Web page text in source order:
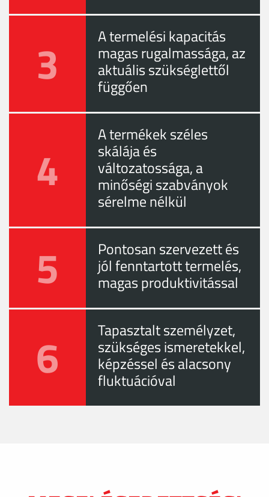
3 A termelési kapacitás
magas rugalmassága, az
aktuális szükséglettől
függően
4
A termékek széles
skálája és
változatossága, a
minőségi szabványok
sérelme nélkül
5 Pontosan szervezett és
jól fenntartott termelés,
magas produktivitással
6 Tapasztalt személyzet,
szükséges ismeretekkel,
képzéssel és alacsony
fluktuációval